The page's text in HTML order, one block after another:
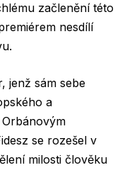
začlenění této
nesdílí
jenž sám sebe
a
se rozešel v
milosti člověku